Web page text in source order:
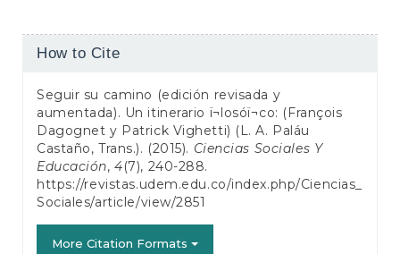
Article
How to Cite
Seguir su camino (edición revisada y
aumentada). Un itinerario ï¬losóï¬co: (François
Dagognet y Patrick Vighetti) (L. A. Paláu
Castaño, Trans.). (2015). Ciencias Sociales Y
Educación,4(7), 240-288.
https://revistas.udem.edu.co/index.php/Ciencias_
Sociales/article/view/2851
More Citation Formats